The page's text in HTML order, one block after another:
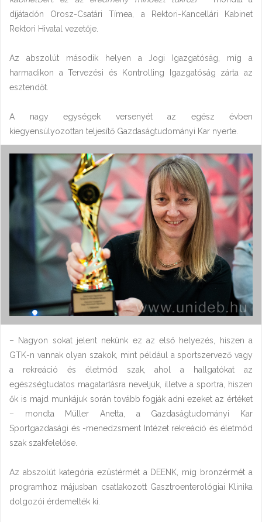
díjátadón Orosz-Csatári Tímea, a Rektori-Kancellári Kabinet
Rektori Hivatal vezetője.
Az abszolút második helyen a Jogi Igazgatóság, míg a
harmadikon a Tervezési és Kontrolling Igazgatóság zárta az
esztendőt.
A nagy egységek versenyét az egész évben
kiegyensúlyozottan teljesítő Gazdaságtudományi Kar nyerte.
– Nagyon sokat jelent nekünk ez az első helyezés, hiszen a
GTK-n vannak olyan szakok, mint például a sportszervező vagy
a rekreáció és életmód szak, ahol a hallgatókat az
egészségtudatos magatartásra neveljük, illetve a sportra, hiszen
ők is majd munkájuk során tovább fogják adni ezeket az értéket
– mondta Müller Anetta, a Gazdaságtudományi Kar
Sportgazdasági és -menedzsment Intézet rekreáció és életmód
szak szakfelelőse.
Az abszolút kategória ezüstérmét a DEENK, míg bronzérmét a
programhoz májusban csatlakozott Gasztroenterológiai Klinika
dolgozói érdemelték ki.